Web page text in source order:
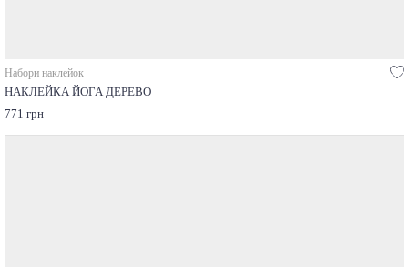
Набори наклейок
НАКЛЕЙКА ЙОГА ДЕРЕВО
771 грн